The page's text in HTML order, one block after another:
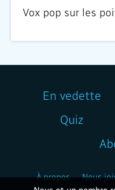
Vox pop sur les
En vedette
Quiz
À propos Nous